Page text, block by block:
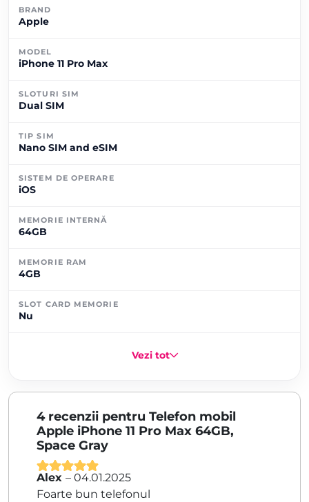
BRAND
Apple
MODEL
iPhone 11 Pro Max
SLOTURI SIM
Dual SIM
TIP SIM
Nano SIM and eSIM
SISTEM DE OPERARE
iOS
MEMORIE INTERNĂ
64GB
MEMORIE RAM
4GB
SLOT CARD MEMORIE
Nu
Vezi tot
4 recenzii pentru Telefon mobil
Apple iPhone 11 Pro Max 64GB,
Space Gray
Evaluat la5
din 5
Alex – 04.01.2025
Foarte bun telefonul